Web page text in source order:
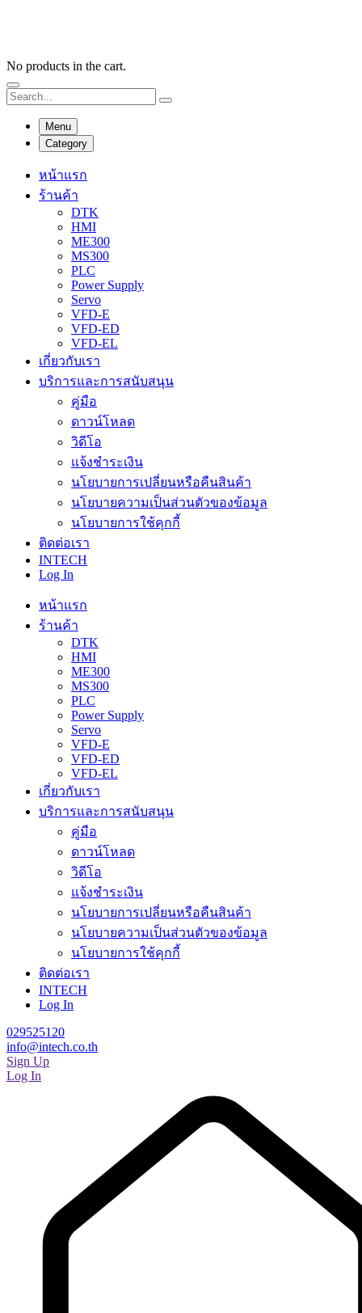
No products in the cart.
Menu
Category
หน้าแรก
ร้านค้า
DTK
HMI
ME300
MS300
PLC
Power Supply
Servo
VFD-E
VFD-ED
VFD-EL
เกี่ยวกับเรา
บริการและการสนับสนุน
คู่มือ
ดาวน์โหลด
วิดีโอ
แจ้งชำระเงิน
นโยบายการเปลี่ยนหรือคืนสินค้า
นโยบายความเป็นส่วนตัวของข้อมูล
นโยบายการใช้คุกกี้
ติดต่อเรา
INTECH
Log In
หน้าแรก
ร้านค้า
DTK
HMI
ME300
MS300
PLC
Power Supply
Servo
VFD-E
VFD-ED
VFD-EL
เกี่ยวกับเรา
บริการและการสนับสนุน
คู่มือ
ดาวน์โหลด
วิดีโอ
แจ้งชำระเงิน
นโยบายการเปลี่ยนหรือคืนสินค้า
นโยบายความเป็นส่วนตัวของข้อมูล
นโยบายการใช้คุกกี้
ติดต่อเรา
INTECH
Log In
029525120
info@intech.co.th
Sign Up
Log In